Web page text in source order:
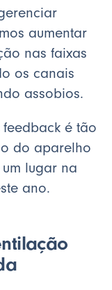
aumentar
nas faixas
os canais
assobios.
é tão
do aparelho
lugar na
ano.